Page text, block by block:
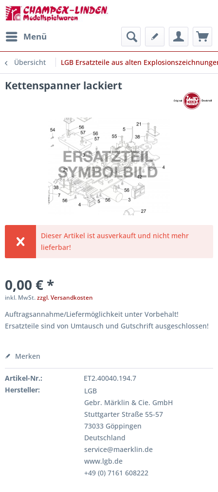
Menü
Übersicht LGB Ersatzteile aus alten
Kettenspanner lackiert
Dieser Artikel ist ausverkauft und nicht mehr
lieferbar!
0,00 € *
inkl. MwSt.zzgl. Versandkosten
Auftragsannahme/Liefermöglichkeit unter Vorbehalt!
Ersatzteile sind von Umtausch und Gutschrift ausgeschlossen!
Merken
Artikel-Nr.:
ET2.40040.194.7
Hersteller:
LGB
Gebr. Märklin & Cie. GmbH
Stuttgarter Straße 55-57
73033 Göppingen
Deutschland
service@maerklin.de
www.lgb.de
+49 (0) 7161 608222